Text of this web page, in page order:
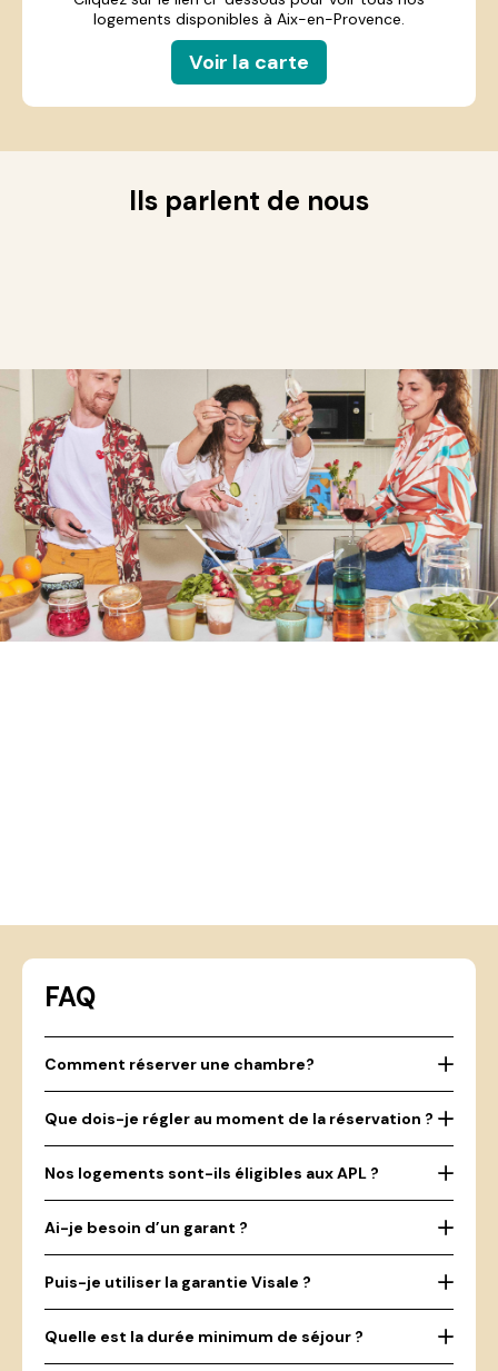
logements disponibles à Aix-en-Provence.
Voir la carte
Ils parlent de nous
FAQ
Comment réserver une chambre?
Que dois-je régler au moment de la réservation ?
Nos logements sont-ils éligibles aux APL ?
Ai-je besoin d’un garant ?
Puis-je utiliser la garantie Visale ?
Quelle est la durée minimum de séjour ?